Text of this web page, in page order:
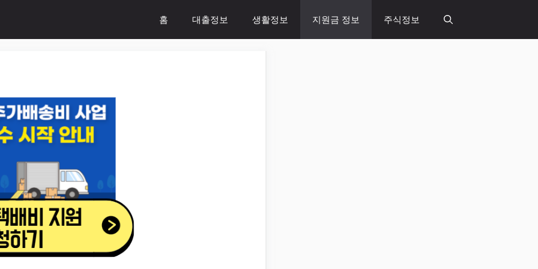
홈 대출정보 생활정보 지원금 정보 주식정보